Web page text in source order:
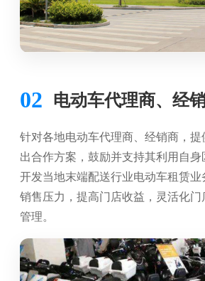
02 电动车代理商、经
针对各地电动车代理商、经销商，提
出合作方案，鼓励并支持其利用自身
开发当地末端配送行业电动车租赁业
销售压力，提高门店收益，灵活化
管理。